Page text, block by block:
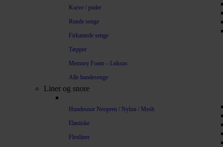
Kurve / puder
Runde senge
Firkantede senge
Tæpper
Memory Foam – Luksus
Alle hundesenge
Liner og snore
Hundesnor Neopren / Nylon / Mesh
Elastiske
Flexliner